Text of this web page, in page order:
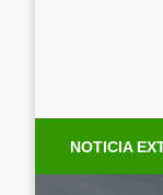
NOTICIA